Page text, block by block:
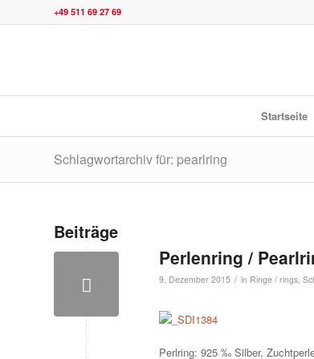
+49 511 69 27 69
Startseite
Schlagwortarchiv für: pearlring
Beiträge
Perlenring /
9. Dezember 2015 / in Ringe / rings,
Perlring: 925 ‰ Silber,